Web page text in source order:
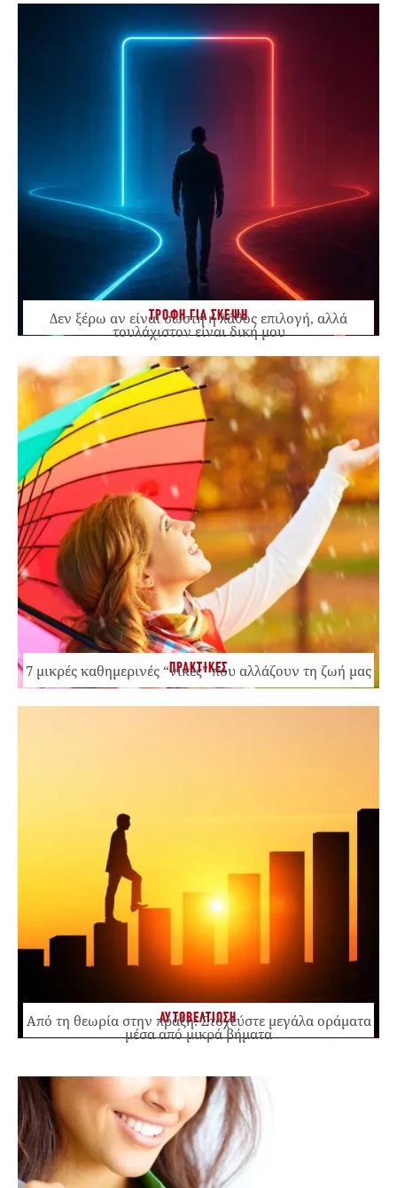
ΤΡΟΦΗ ΓΙΑ ΣΚΕΨΗ
Δεν ξέρω αν είναι σωστή ή λάθος επιλογή, αλλά
τουλάχιστον είναι δική μου
ΠΡΑΚΤΙΚΕΣ
7 μικρές καθημερινές “νίκες” που αλλάζουν τη ζωή μας
ΑΥΤΟΒΕΛΤΙΩΣΗ
Από τη θεωρία στην πράξη: Στοχεύστε μεγάλα οράματα
μέσα από μικρά βήματα